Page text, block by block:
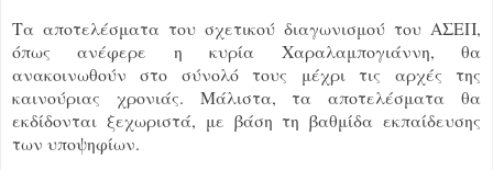
Τα αποτελέσματα του σχετικού διαγωνισμού του ΑΣΕΠ,
όπως ανέφερε η κυρία Χαραλαμπογιάννη, θα
ανακοινωθούν στο σύνολό τους μέχρι τις αρχές της
καινούριας χρονιάς. Μάλιστα, τα αποτελέσματα θα
εκδίδονται ξεχωριστά, με βάση τη βαθμίδα εκπαίδευσης
των υποψηφίων.